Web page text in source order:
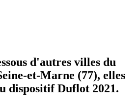
d'autres villes du
et-Marne (77), elles
dispositif Duflot 2021.